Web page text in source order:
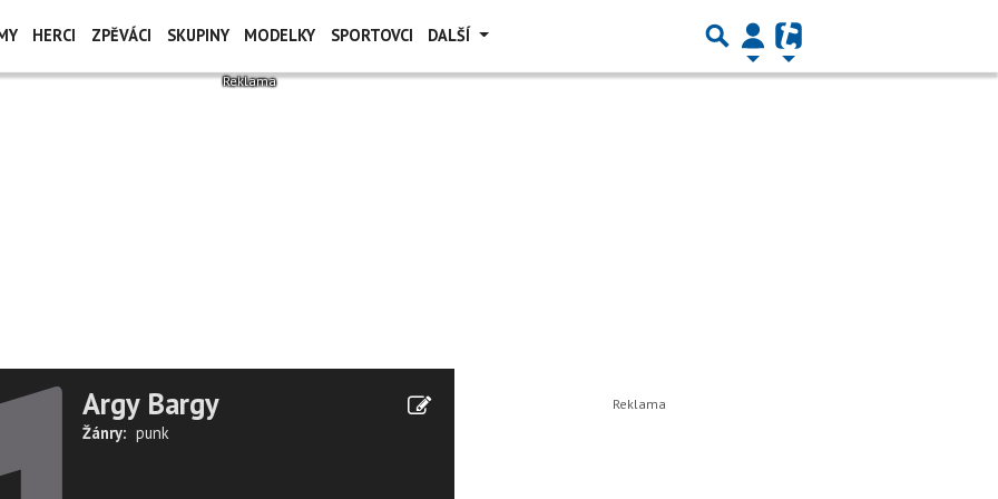
HERCI ZPĚVÁCI SKUPINY MODELKY SPORTOVCI DALŠÍ
Argy Bargy
Žánry: punk